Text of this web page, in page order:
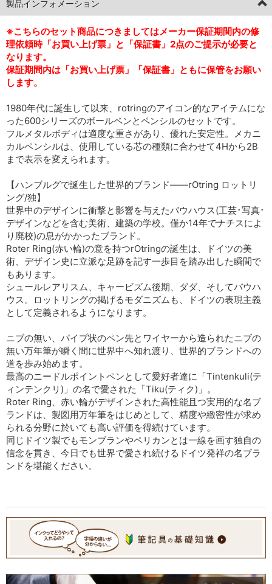
製品インフォメーション
※こちらのセット商品につきましてはメーカー保証期間内の修
理依頼時「お買い上げ票」と「保証書」2点のご提示が必要と
なります。
保証期間内は「お買い上げ票」「保証書」ともに保管をお願い
します。
1980年代に誕生して以来、rotringのアイコン的なアイテムにな
った600シリーズのボールペンとペンシルのセットです。
フルメタルボディは適度な重さがあり、優れた安定性。メカニ
カルペンシルは、使用している芯の種類に合わせて4Hから2B
まで表示を変えられます。
【ハンブルグで誕生した世界的ブランド――rOtring ロットリ
ング/独】
世界中のデザインに衝撃と影響を与えたバウハウス(工芸･写真･
デザインなどを含む美術、建築の学校。僅か14年でナチスによ
り廃校)の息がかかったブランド。
Roter Ring(赤い輪)の意を持つrOtringの誕生は、ドイツの美
術、デザイン史に立派な足跡を記す一歩目を踏み出した瞬間で
もあります。
シュールレアリスム、キャービズム後期、ダダ、そしてバウハ
ウス。ロットリングの掲げるモダニズムも、ドイツの表現主義
として定義されるようになります。
ニブの無い、パイプ状のペン先とワイヤーから造られたニブの
無い万年筆が瞬く間に世界中へ知れ渡り、世界的ブランドへの
道を歩み始めます。
最高のニードルポイントペンとして愛好者達に「Tintenkuli(テ
ィンテンクリ)」の名で愛された「Tiku(ティク)」。
Roter Ring、赤い輪がデザインされた高性能且つ実用的な名ブ
ランドは、製図用万年筆をはじめとして、精度や緻密性が求め
られる分野に於いても高い評価を得続けています。
同じドイツ製でもモンブランやペリカンとは一線を画す独自の
信念を貫き、今日でも世界で愛され続けるドイツ発祥の名ブラ
ンドを堪能ください。